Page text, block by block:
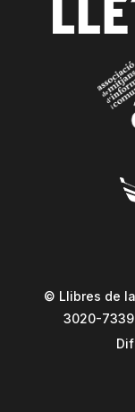
© Llibres de la
3020-7339